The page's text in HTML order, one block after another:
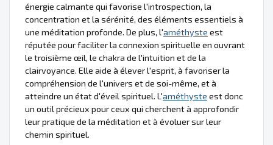
énergie calmante qui favorise l'introspection, la
concentration et la sérénité, des éléments essentiels à
une méditation profonde. De plus, l'améthyste est
réputée pour faciliter la connexion spirituelle en ouvrant
le troisième œil, le chakra de l'intuition et de la
clairvoyance. Elle aide à élever l'esprit, à favoriser la
compréhension de l'univers et de soi-même, et à
atteindre un état d'éveil spirituel. L'améthyste est donc
un outil précieux pour ceux qui cherchent à approfondir
leur pratique de la méditation et à évoluer sur leur
chemin spirituel.